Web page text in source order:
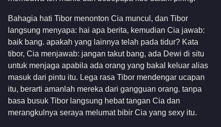
Bahagia hati Tibor menonton Cia muncul, dan Tibor
langsung menyapa: hai apa berita, kemudian Cia jawab:
baik bang. apakah yang lainnya telah pada tidur? Kata
tibor, Cia menjawab: jangan takut bang, ada Dewi di situ
untuk menjaga apabila ada orang yang bakal keluar alias
masuk dari pintu itu. Lega rasa Tibor mendengar ucapan
itu, berarti amanlah mereka dari gangguan orang. tanpa
basa busuk Tibor langsung hebat tangan Cia dan
merangkulnya seraya melumat bibir Cia yang sexy itu.